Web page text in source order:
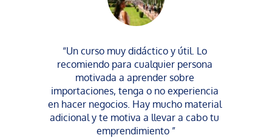
“Un curso muy didáctico y útil. Lo
recomiendo para cualquier persona
motivada a aprender sobre
importaciones, tenga o no experiencia
en hacer negocios. Hay mucho material
adicional y te motiva a llevar a cabo tu
emprendimiento ”